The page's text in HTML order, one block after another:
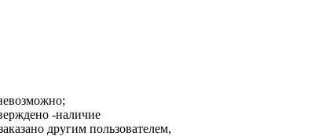
-наличие
другим пользователем,